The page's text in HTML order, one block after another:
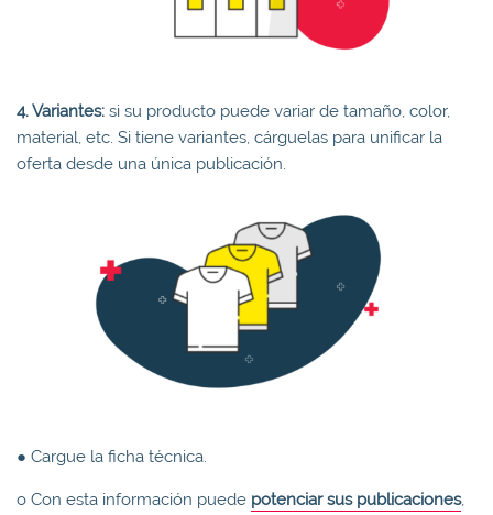
4. Variantes: si su producto puede variar de tamaño, color,
material, etc. Si tiene variantes, cárguelas para unificar la
oferta desde una única publicación.
● Cargue la ficha técnica.
o Con esta información puede potenciar sus publicaciones,